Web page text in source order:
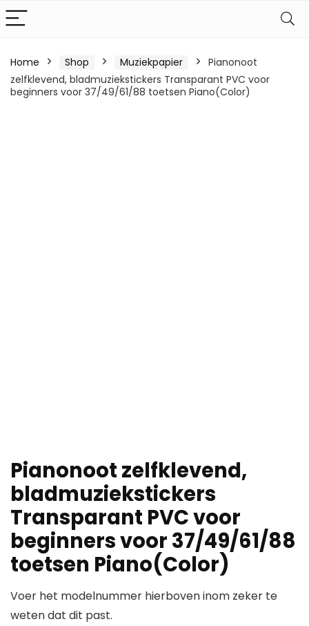
Home Shop Muziekpapier
Pianonoot
zelfklevend, bladmuziekstickers Transparant PVC voor
beginners voor 37/49/61/88 toetsen Piano(Color)
Pianonoot zelfklevend,
bladmuziekstickers
Transparant PVC voor
beginners voor 37/49/61/88
toetsen Piano(Color)
Voer het modelnummer hierboven inom zeker te
weten dat dit past.